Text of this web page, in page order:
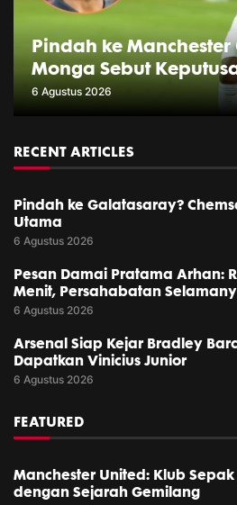
Pindah ke Manchester
Monga Sebut
6 Agustus 2026
RECENT ARTICLES
Pindah ke Galatasaray?
Utama
6 Agustus 2026
Pesan Damai Pratama Arhan:
Menit, Persahabatan
6 Agustus 2026
Arsenal Siap Kejar Bradley
Dapatkan Vinicius Junior
6 Agustus 2026
FEATURED
Manchester United: Klub
dengan Sejarah Gemilang